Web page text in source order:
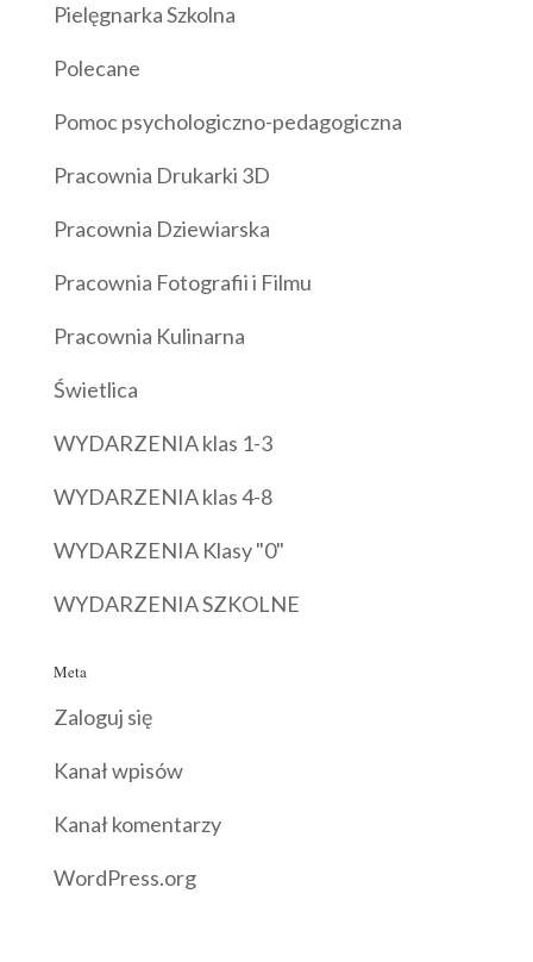
Pielęgnarka Szkolna
Polecane
Pomoc psychologiczno-pedagogiczna
Pracownia Drukarki 3D
Pracownia Dziewiarska
Pracownia Fotografii i Filmu
Pracownia Kulinarna
Świetlica
WYDARZENIA klas 1-3
WYDARZENIA klas 4-8
WYDARZENIA Klasy "0"
WYDARZENIA SZKOLNE
Meta
Zaloguj się
Kanał wpisów
Kanał komentarzy
WordPress.org